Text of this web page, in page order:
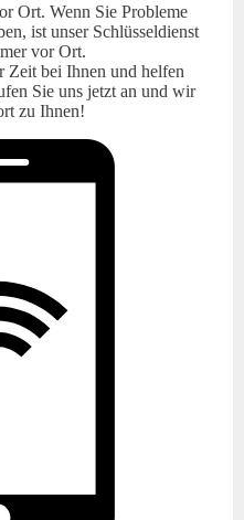
Ort. Wenn Sie Probleme
ist unser Schlüsseldienst
vor Ort.
Zeit bei Ihnen und helfen
Sie uns jetzt an und wir
zu Ihnen!